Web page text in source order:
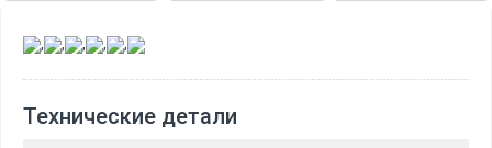
, , , , ,
Технические детали